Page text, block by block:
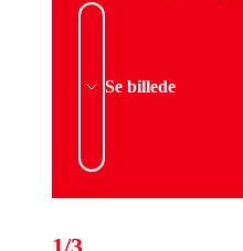
Se billede